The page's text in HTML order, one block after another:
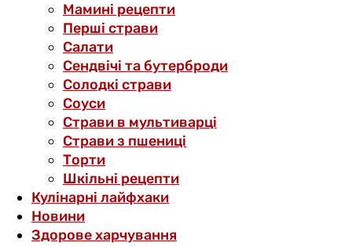
Мамині рецепти
Перші страви
Салати
Сендвічі та бутерброди
Солодкі страви
Соуси
Страви в мультиварці
Страви з пшениці
Торти
Шкільні рецепти
Кулінарні лайфхаки
Новини
Здорове харчування